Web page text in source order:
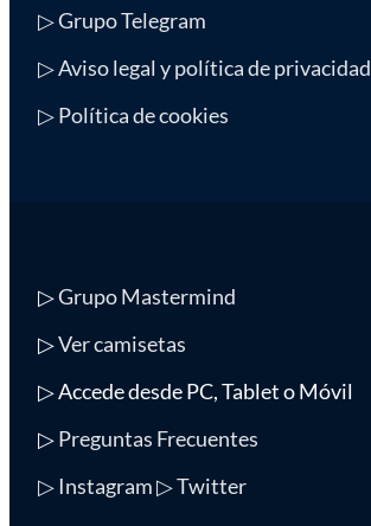
▷ Grupo Telegram
▷ Aviso legal y política de privacidad
▷ Política de cookies
▷Grupo Mastermind
▷Ver camisetas
▷ Accede desde PC, Tablet o Móvil
▷Preguntas Frecuentes
▷ Instagram▷ Twitter